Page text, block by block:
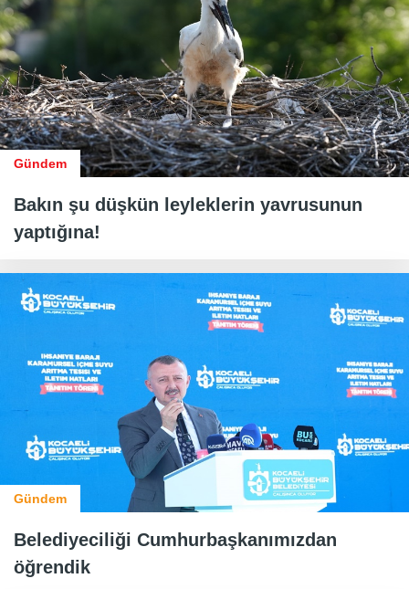
Gündem
Bakın şu düşkün leyleklerin yavrusunun
yaptığına!
Gündem
Belediyeciliği Cumhurbaşkanımızdan
öğrendik